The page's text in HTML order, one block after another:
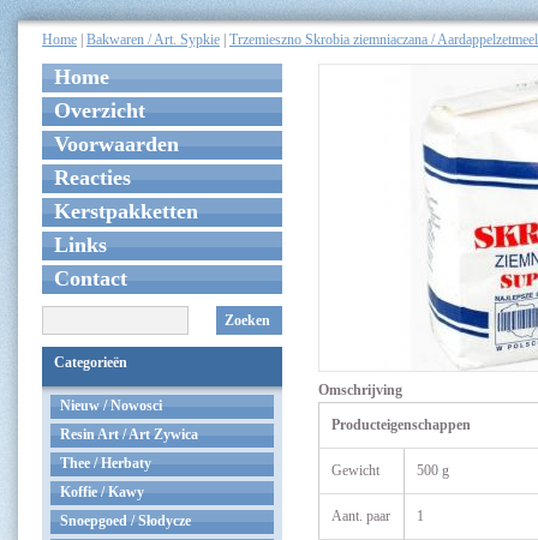
Home Bakwaren / Art. Sypkie Trzemieszno Skrobia ziemniaczana / Aardappelzetmeel
Home
Overzicht
Voorwaarden
Reacties
Kerstpakketten
Links
Contact
Zoeken
Categorieën
Nieuw / Nowosci
Resin Art / Art Zywica
Thee / Herbaty
Koffie / Kawy
Snoepgoed / Słodycze
Omschrijving
Producteigenschappen
Gewicht 500 g
Aant. paar 1